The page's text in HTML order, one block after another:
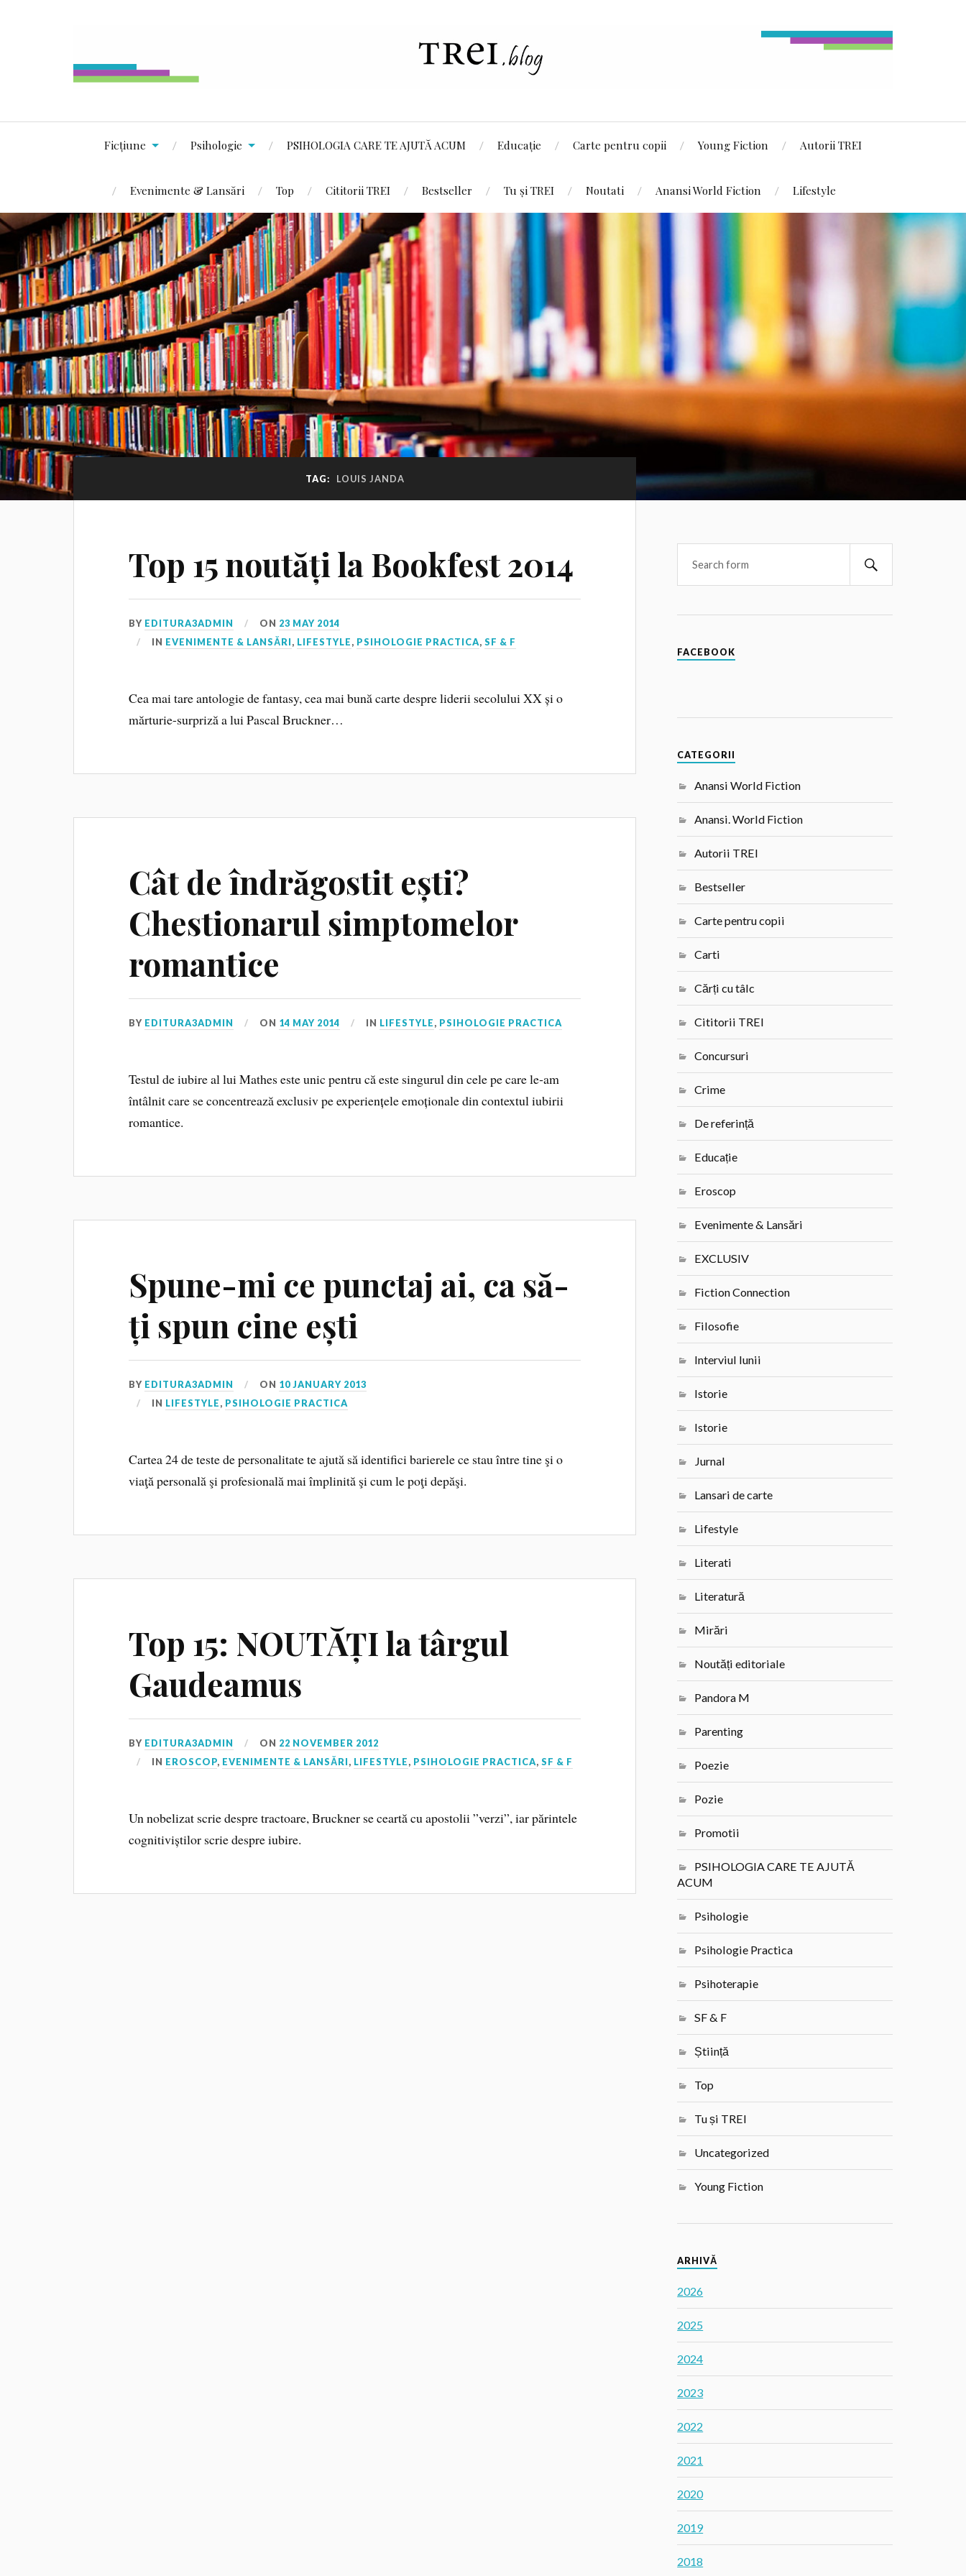
Ficțiune Psihologie PSIHOLOGIA CARE TE AJUTĂ ACUM Educație Carte pentru copii Young Fiction Autorii TREI
Evenimente & Lansări Top Cititorii TREI Bestseller Tu și TREI Noutati Anansi World Fiction Lifestyle
TAG: LOUIS JANDA
Top 15 noutăți la Bookfest 2014
BY EDITURA3ADMIN ON 23 MAY 2014
IN EVENIMENTE & LANSĂRI, LIFESTYLE, PSIHOLOGIE PRACTICA,SF & F
Cea mai tare antologie de fantasy, cea mai bună carte despre liderii secolului XX și o
mărturie-surpriză a lui Pascal Bruckner…
Cât de îndrăgostit ești?
Chestionarul simptomelor
romantice
BY EDITURA3ADMIN ON 14 MAY 2014 IN LIFESTYLE, PSIHOLOGIE PRACTICA
Testul de iubire al lui Mathes este unic pentru că este singurul din cele pe care le‑am
întâlnit care se concentrează exclusiv pe experiențele emoționale din contextul iubirii
romantice.
Spune-mi ce punctaj ai, ca să-
ți spun cine ești
BY EDITURA3ADMIN ON 10 JANUARY 2013
IN LIFESTYLE, PSIHOLOGIE PRACTICA
Cartea 24 de teste de personalitate te ajută să identifici barierele ce stau între tine şi o
viaţă personală şi profesională mai împlinită şi cum le poţi depăşi.
Top 15: NOUTĂȚI la târgul
Gaudeamus
BY EDITURA3ADMIN ON 22 NOVEMBER 2012
IN EROSCOP, EVENIMENTE & LANSĂRI, LIFESTYLE, PSIHOLOGIE PRACTICA,SF & F
Un nobelizat scrie despre tractoare, Bruckner se ceartă cu apostolii ”verzi”, iar părintele
cognitiviștilor scrie despre iubire.
FACEBOOK
CATEGORII
Anansi World Fiction
Anansi. World Fiction
Autorii TREI
Bestseller
Carte pentru copii
Carti
Cărți cu tâlc
Cititorii TREI
Concursuri
Crime
De referință
Educație
Eroscop
Evenimente & Lansări
EXCLUSIV
Fiction Connection
Filosofie
Interviul lunii
Istorie
Istorie
Jurnal
Lansari de carte
Lifestyle
Literati
Literatură
Mirări
Noutăți editoriale
Pandora M
Parenting
Poezie
Pozie
Promotii
PSIHOLOGIA CARE TE AJUTĂ
ACUM
Psihologie
Psihologie Practica
Psihoterapie
SF & F
Știință
Top
Tu și TREI
Uncategorized
Young Fiction
ARHIVĂ
2026
2025
2024
2023
2022
2021
2020
2019
2018